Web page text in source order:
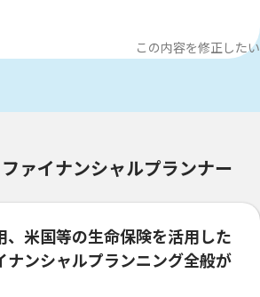
この内容を修正したい
ァイナンシャルプランナー
、米国等の生命保険を活用した
ナンシャルプランニング全般が